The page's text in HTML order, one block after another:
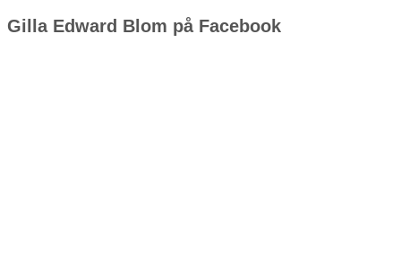
Gilla Edward Blom på Facebook